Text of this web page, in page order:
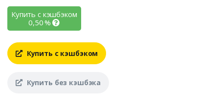
Купить с кэшбэком
0,50%
Купить с кэшбэком
Купить без кэшбэка